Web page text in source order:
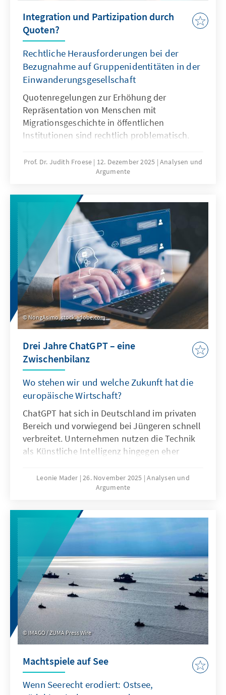
Integration und Partizipation durch
Quoten?
Rechtliche Herausforderungen bei der
Bezugnahme auf Gruppenidentitäten in der
Einwanderungsgesellschaft
Quotenregelungen zur Erhöhung der
Repräsentation von Menschen mit
Migrationsgeschichte in öffentlichen
Institutionen sind rechtlich problematisch.
nach Herkunft. Für Quoten zugunsten von
Menschen mit Migrationsgeschichte fehlt eine
zeigt: Sonderregelungen für neu
eingewanderte Menschen sind nur zu Beginn
sinnvoll. Später besteht die herausfordernde
Aufgabe der Abgrenzung der Gruppe.
Prof. Dr. Judith Froese 12. Dezember 2025 Analysen und
Argumente
NongAsimo, stock.adobe.com
Drei Jahre ChatGPT – eine
Zwischenbilanz
Wo stehen wir und welche Zukunft hat die
europäische Wirtschaft?
ChatGPT hat sich in Deutschland im privaten
Bereich und vorwiegend bei Jüngeren schnell
verbreitet. Unternehmen nutzen die Technik
als Künstliche Intelligenz hingegen eher
hierfür sind nicht nur technische
Eigenschaften von ChatGPT, sondern auch
oder die Spezifikation. Für Europa geht es
deshalb nicht darum, ChatGPT mit
Verzögerung nachzubauen. Vielmehr gilt es
eigene Modelle zu entwickeln oder
außereuropäische so anzupassen, dass sie als
Produkte besser zu den institutionalisierten
Strukturen passen.
Leonie Mader 26. November 2025 Analysen und
Argumente
IMAGO / ZUMA Press Wire
Machtspiele auf See
Wenn Seerecht erodiert: Ostsee,